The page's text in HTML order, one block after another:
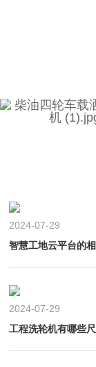
2024-07-29
智慧工地云平台的
2024-07-29
工程洗轮机有哪些